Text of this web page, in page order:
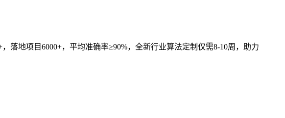
落地项目6000+，平均准确率≥90%，全新行业算法定制仅需8-10周，助力